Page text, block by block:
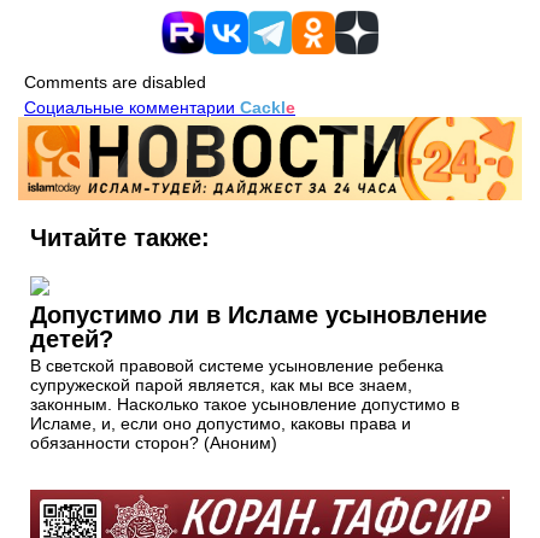
Comments are disabled
Социальные комментарии Cackle
Читайте также:
Допустимо ли в Исламе усыновление
детей?
В светской правовой системе усыновление ребенка
супружеской парой является, как мы все знаем,
законным. Насколько такое усыновление допустимо в
Исламе, и, если оно допустимо, каковы права и
обязанности сторон? (Аноним)